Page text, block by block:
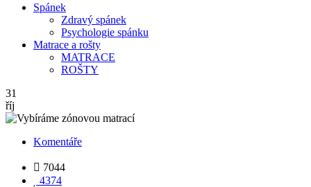
Spánek
Zdravý spánek
Psychologie spánku
Matrace a rošty
MATRACE
ROŠTY
31
říj
Komentáře
 7044
4374